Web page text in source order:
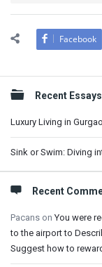
Facebook
Sidebar
Recent Essays
Luxury Living in
Sink or Swim: Diving
Recent
Pacans onYou were
to the airport to
Suggest how to